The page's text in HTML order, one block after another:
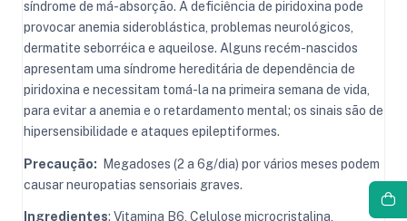
síndrome de má-absorção. A deficiência de piridoxina pode
provocar anemia sideroblástica, problemas neurológicos,
dermatite seborréica e aqueilose. Alguns recém-nascidos
apresentam uma síndrome hereditária de dependência de
piridoxina e necessitam tomá-la na primeira semana de vida,
para evitar a anemia e o retardamento mental; os sinais são de
hipersensibilidade e ataques epileptiformes.
Precaução: Megadoses (2 a 6g/dia) por vários meses podem
causar neuropatias sensoriais graves.
Ingredientes: Vitamina B6, Celulose microcristalina,